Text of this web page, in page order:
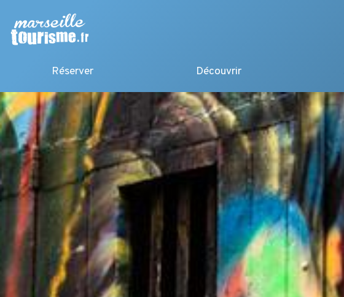
Réserver Découvrir